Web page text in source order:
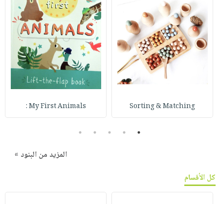
Sorting & Matching
My First Animals :
1
2
3
4
5
المزيد من البنود »
كل الأقسام